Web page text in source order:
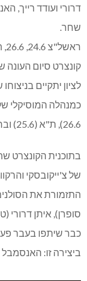
דרורי ועודד רייך,
שחר.
ראשל"צ 24.6, 26.6, ת"א 25.6, רחובות 27.6
קונצרט סיום העונה
לציון יתקיים
26.6), ת"א (25.6) וברחובות (27.6).
של צ'ייקובסקי
התזמורת את
סופרן), איתן דרורי
כבר שיתפו בעבר
ביצירה זו: